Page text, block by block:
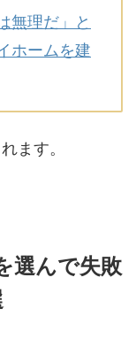
無理だ」と
ホームを建
ます。
選んで失敗